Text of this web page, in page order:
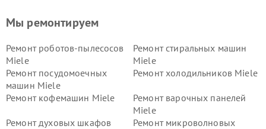
Мы ремонтируем
Ремонт роботов-пылесосов
Miele
Ремонт стиральных машин
Miele
Ремонт посудомоечных
машин Miele
Ремонт холодильников Miele
Ремонт кофемашин Miele
Ремонт варочных панелей
Miele
Ремонт духовых шкафов
Ремонт микроволновых